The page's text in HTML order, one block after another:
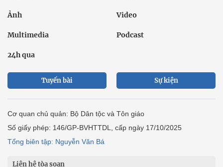
Ảnh Video
Multimedia Podcast
24h qua
Tuyến bài Sự kiện
Cơ quan chủ quản: Bộ Dân tộc và Tôn giáo
Số giấy phép: 146/GP-BVHTTDL, cấp ngày 17/10/2025
Tổng biên tập: Nguyễn Văn Bá
Liên hệ tòa soạn